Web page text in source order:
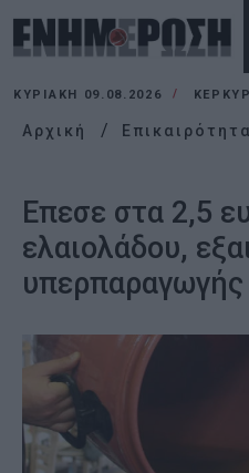
ΚΥΡΙΑΚΉ 09.08.2026
Αρχική Επικαιρότητα
Επεσε στα 2,5
ελαιολάδου,
υπερπαραγωγής